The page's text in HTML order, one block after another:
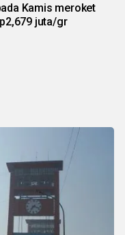
Kamis meroket
juta/gr